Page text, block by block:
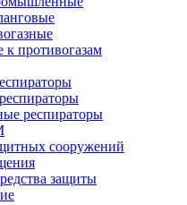
противогазам
респираторы
сооружений
защиты